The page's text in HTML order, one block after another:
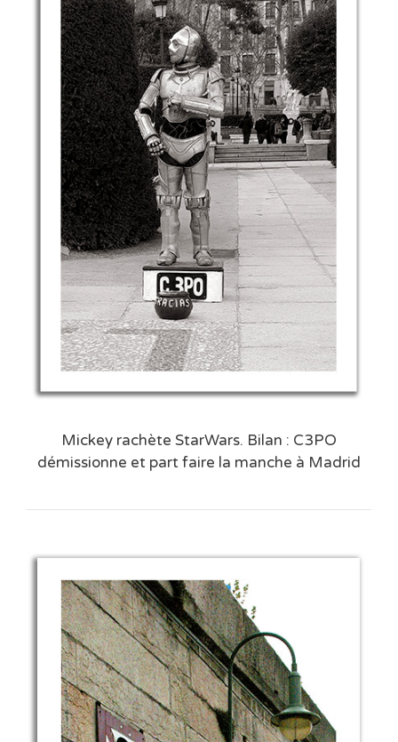
Mickey rachète StarWars. Bilan : C3PO
démissionne et part faire la manche à Madrid